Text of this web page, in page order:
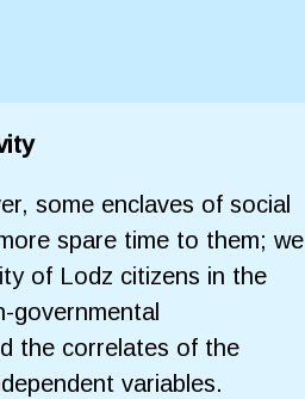
some enclaves of social
spare time to them; we
of Lodz citizens in the
governmental
the correlates of the
variables.